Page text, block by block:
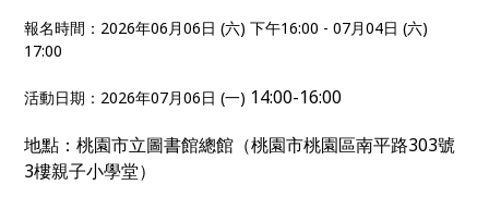
報名時間：2026年06月06日 (六) 下午16:00 - 07月04日 (六)
17:00
活動日期：2026年07月06日 (一) 14:00-16:00
地點：桃園市立圖書館總館（桃園市桃園區南平路303號
3樓親子小學堂）